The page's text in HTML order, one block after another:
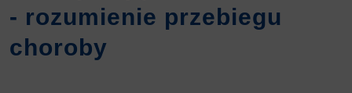
- rozumienie przebiegu
choroby